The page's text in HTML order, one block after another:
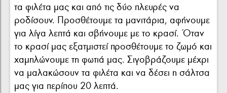
τα φιλέτα μας και από τις δύο πλευρές να
ροδίσουν. Προσθέτουμε τα μανιτάρια, αφήνουμε
για λίγα λεπτά και σβήνουμε με το κρασί. Όταν
το κρασί μας εξατμιστεί προσθέτουμε το ζωμό και
χαμηλώνουμε τη φωτιά μας. Σιγοβράζουμε μέχρι
να μαλακώσουν τα φιλέτα και να δέσει η σάλτσα
μας για περίπου 20 λεπτά.